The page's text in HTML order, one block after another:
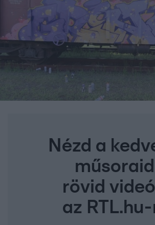
Nézd a
műsoraid
rövid
az RTL.hu-